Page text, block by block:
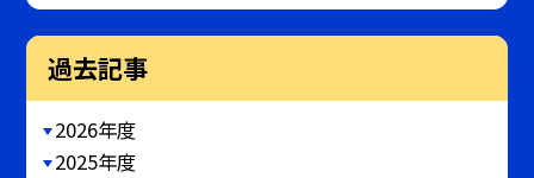
過去記事
2026年度
2025年度